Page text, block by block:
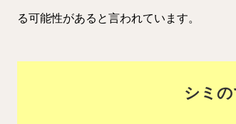
る可能性があると言われています。
シミ